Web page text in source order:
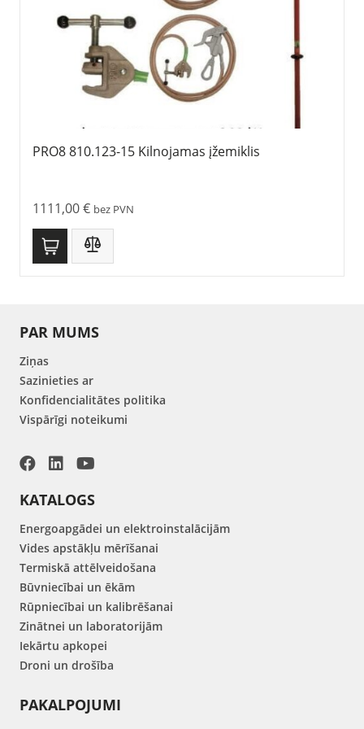
PRO8 810.123-15 Kilnojamas įžemiklis
1111,00€ bez PVN
PAR MUMS
Ziņas
Sazinieties ar
Konfidencialitātes politika
Vispārīgi noteikumi
KATALOGS
Energoapgādei un elektroinstalācijām
Vides apstākļu mērīšanai
Termiskā attēlveidošana
Būvniecībai un ēkām
Rūpniecībai un kalibrēšanai
Zinātnei un laboratorijām
Iekārtu apkopei
Droni un drošība
PAKALPOJUMI